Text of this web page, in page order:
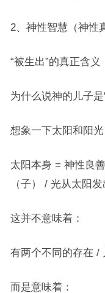
2、神性智慧（神性
“被生出”的真正含义
为什么说神的儿子是
想象一下太阳和阳光
太阳本身 = 神性良
（子） / 光从太阳
这并不意味着：
有两个不同的存在 /
而是意味着：